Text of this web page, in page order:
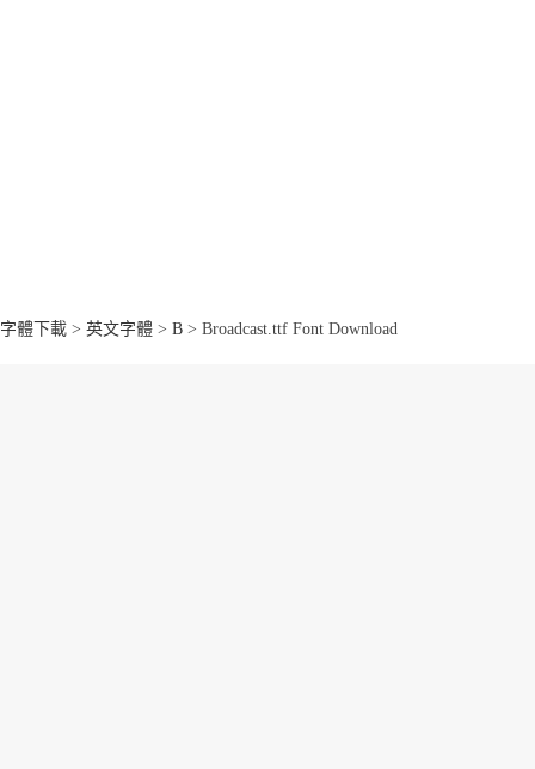
字體下載 > 英文字體 > B > Broadcast.ttf Font Download